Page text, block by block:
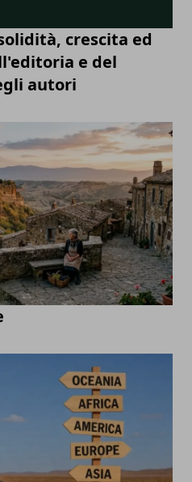
crescita ed
e del
autori